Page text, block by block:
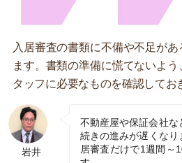
入居審査の書類に不備や不足が
ます。書類の準備に慌てないよ
タッフに必要なものを確認してお
岩井
不動産屋や保証会社
続きの進みが遅くなり
居審査だけで1週間～